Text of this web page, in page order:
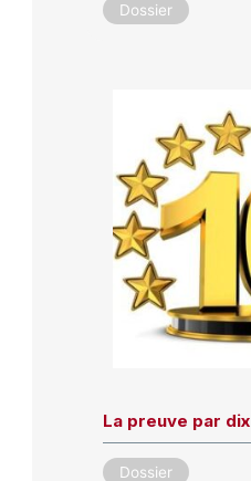
Dossier
La preuve par dix
Dossier